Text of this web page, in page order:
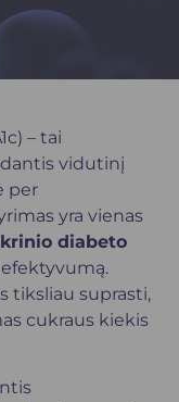
– tai
vidutinį
per
yra vienas
diabeto
tiksliau suprasti,
cukraus kiekis